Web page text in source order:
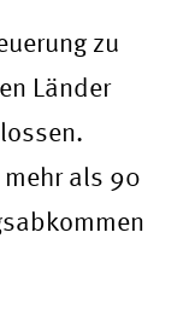
zu
Länder
als 90